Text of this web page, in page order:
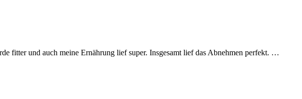
fitter und auch meine Ernährung lief super. Insgesamt lief das Abnehmen perfekt. …